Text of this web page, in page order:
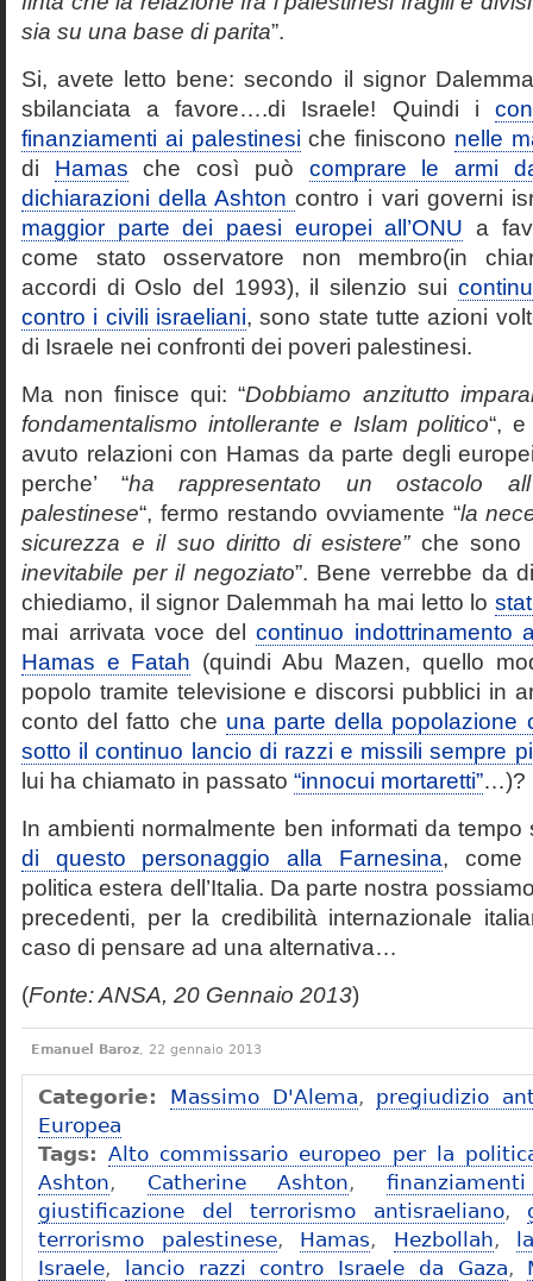
sia su una base di parita”.
Si, avete letto bene: secondo il signor
sbilanciata a favore….di Israele! Quindi i
finanziamenti ai palestinesi che finiscono nelle
di Hamas che così può comprare le armi
dichiarazioni della Ashtoncontro i vari governi
maggior parte dei paesi europei all’ONU a
come stato osservatore non membro(in
accordi di Oslo del 1993), il silenzio sui
contro i civili israeliani, sono state tutte azioni
di Israele nei confronti dei poveri palestinesi.
Ma non finisce qui: “Dobbiamo anzitutto
fondamentalismo intollerante e Islam politico“,
avuto relazioni con Hamas da parte degli europei
perche’ “ha rappresentato un ostacolo
palestinese“, fermo restando ovviamente “la
sicurezza e il suo diritto di esistere” che sono
inevitabile per il negoziato”. Bene verrebbe da
chiediamo, il signor Dalemmah ha mai letto lo
mai arrivata voce del continuo indottrinamento
Hamas e Fatah (quindi Abu Mazen, quello
popolo tramite televisione e discorsi pubblici in
conto del fatto che una parte della popolazione
sotto il continuo lancio di razzi e missili sempre
lui ha chiamato in passato “innocui mortaretti”…)?
In ambienti normalmente ben informati da
di questo personaggio alla Farnesina, come
politica estera dell’Italia. Da parte nostra
precedenti, per la credibilità internazionale
caso di pensare ad una alternativa…
(Fonte: ANSA, 20 Gennaio 2013)
Emanuel Baroz, 22 gennaio 2013
Categorie: Massimo D'Alema, pregiudizio
Europea
Tags: Alto commissario europeo per la
Ashton, Catherine Ashton,
giustificazione del terrorismo antisraeliano,
terrorismo palestinese, Hamas, Hezbollah,
Israele, lancio razzi contro Israele da Gaza,